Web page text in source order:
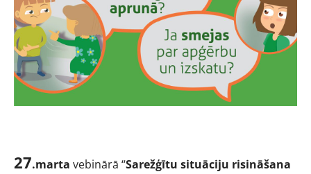
27.marta vebinārā “Sarežģītu situāciju risināšana